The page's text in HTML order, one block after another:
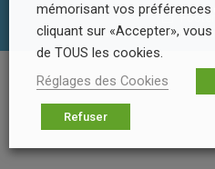
© Atlantic Wake Park |
mémorisant vos préférences
cliquant sur «Accepter»,
de TOUS les cookies.
Réglages des Cookies
Refuser